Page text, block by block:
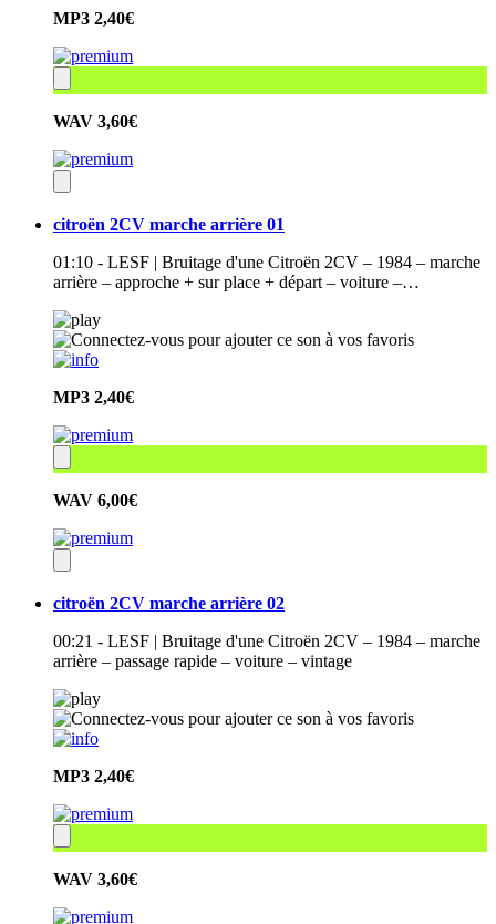
MP3 2,40€
WAV 3,60€
citroën 2CV marche arrière 01
01:10 - LESF | Bruitage d'une Citroën 2CV – 1984 – marche
arrière – approche + sur place + départ – voiture –…
MP3 2,40€
WAV 6,00€
citroën 2CV marche arrière 02
00:21 - LESF | Bruitage d'une Citroën 2CV – 1984 – marche
arrière – passage rapide – voiture – vintage
MP3 2,40€
WAV 3,60€